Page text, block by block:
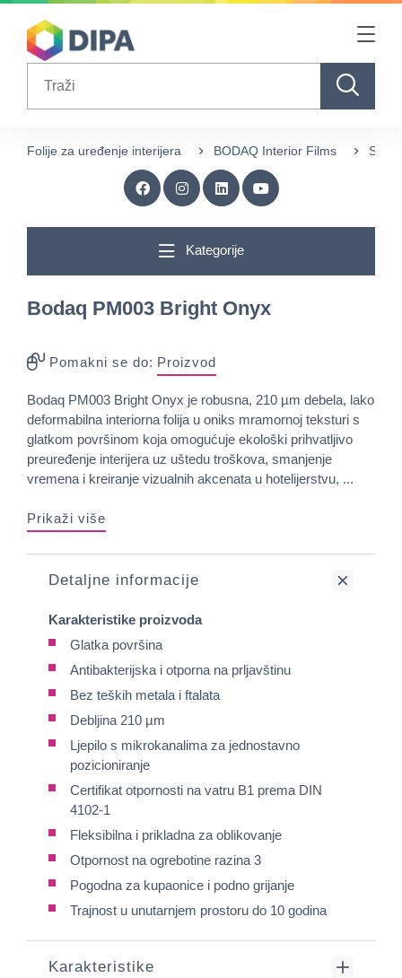
Table Of Content
Folije za uređenje interijera BODAQ Interior Films Stone
Kategorije
Bodaq PM003 Bright Onyx
Pomakni se do: Proizvod
Bodaq PM003 Bright Onyx je robusna, 210 µm debela, lako
deformabilna interiorna folija u oniks mramornoj teksturi s
glatkom površinom koja omogućuje ekološki prihvatljivo
preuređenje interijera uz uštedu troškova, smanjenje
vremena i kreiranje vizualnih akcenata u hotelijerstvu, ...
Prikaži više
Detaljne informacije
Karakteristike proizvoda
Glatka površina
Antibakterijska i otporna na prljavštinu
Bez teških metala i ftalata
Debljina 210 µm
Ljepilo s mikrokanalima za jednostavno
pozicioniranje
Certifikat otpornosti na vatru B1 prema DIN
4102-1
Fleksibilna i prikladna za oblikovanje
Otpornost na ogrebotine razina 3
Pogodna za kupaonice i podno grijanje
Trajnost u unutarnjem prostoru do 10 godina
Karakteristike